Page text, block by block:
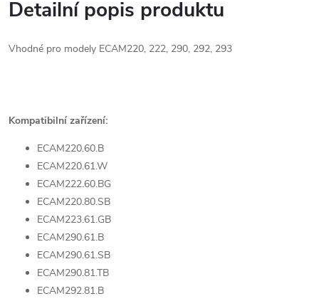
Detailní popis produktu
Vhodné pro modely ECAM220, 222, 290, 292, 293
Kompatibilní zařízení:
ECAM220.60.B
ECAM220.61.W
ECAM222.60.BG
ECAM220.80.SB
ECAM223.61.GB
ECAM290.61.B
ECAM290.61.SB
ECAM290.81.TB
ECAM292.81.B